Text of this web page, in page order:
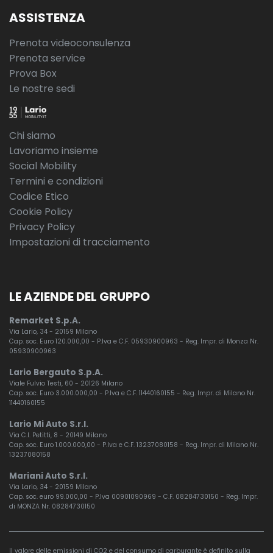
ASSISTENZA
Prenota videoconsulenza
Prenota service
Prova Box
Le nostre sedi
Chi siamo
Lavoriamo insieme
Social Mobility
Termini e condizioni
Codice Etico
Cookie Policy
Privacy Policy
Impostazioni di tracciamento
LE AZIENDE DEL GRUPPO
Remarket S.p.A.
Via Lario, 34 - 20159 Milano
Cap. soc. Euro 120.000,00 - P.Iva e C.F. 05930900963 - Reg. Impr. di Monza Nr.
05930900963
Lario Bergauto S.p.A.
Viale Fulvio Testi, 60 - 20126 Milano
Cap. soc. Euro 3.000.000,00 - P.Iva e C.F. 11440160155 - Reg. Impr. di Milano Nr.
11440160155
Lario Mi Auto S.r.l.
Via C.I. Petitti, 8 - 20149 Milano
Cap. soc. Euro 1.000.000,00 - P.Iva e C.F. 13237080158 - Reg. Impr. di Milano Nr.
13237080158
Mariani Auto S.r.l.
Via Lario, 34 - 20159 Milano
Cap. soc. euro 99.000,00 - P.Iva 00901090969 - C.F. 08284730150 - Reg. Impr.
di MONZA Nr. 08284730150
Il valore delle emissioni di CO2 e del consumo di carburante è definito sulla